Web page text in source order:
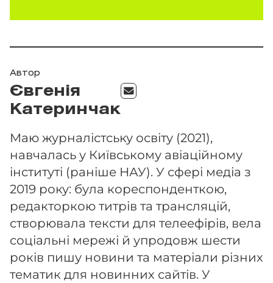
Автор
Євгенія
Катеринчак
Маю журналістську освіту (2021),
навчалась у Київському авіаційному
інституті (раніше НАУ). У сфері медіа з
2019 року: була кореспонденткою,
редакторкою титрів та трансляцій,
створювала тексти для телеефірів, вела
соціальні мережі й упродовж шести
років пишу новини та матеріали різних
тематик для новинних сайтів. У